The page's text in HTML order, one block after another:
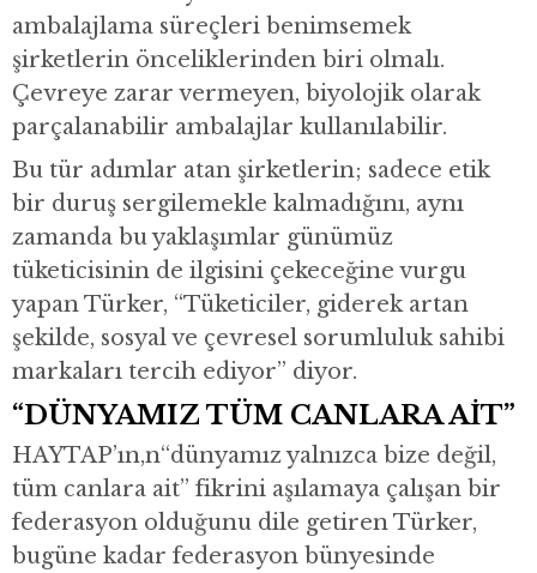
ambalajlama süreçleri benimsemek
şirketlerin önceliklerinden biri olmalı.
Çevreye zarar vermeyen, biyolojik olarak
parçalanabilir ambalajlar kullanılabilir.
Bu tür adımlar atan şirketlerin; sadece etik
bir duruş sergilemekle kalmadığını, aynı
zamanda bu yaklaşımlar günümüz
tüketicisinin de ilgisini çekeceğine vurgu
yapan Türker, “Tüketiciler, giderek artan
şekilde, sosyal ve çevresel sorumluluk sahibi
markaları tercih ediyor” diyor.
“DÜNYAMIZ TÜM CANLARA AİT”
HAYTAP’ın,n“dünyamız yalnızca bize değil,
tüm canlara ait” fikrini aşılamaya çalışan bir
federasyon olduğunu dile getiren Türker,
bugüne kadar federasyon bünyesinde